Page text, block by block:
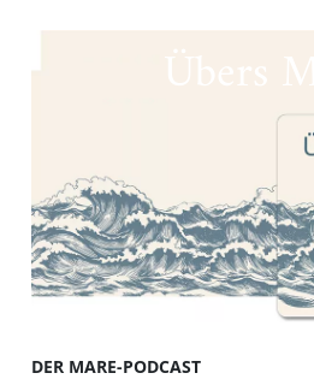
Übers
DER MARE-PODCAST